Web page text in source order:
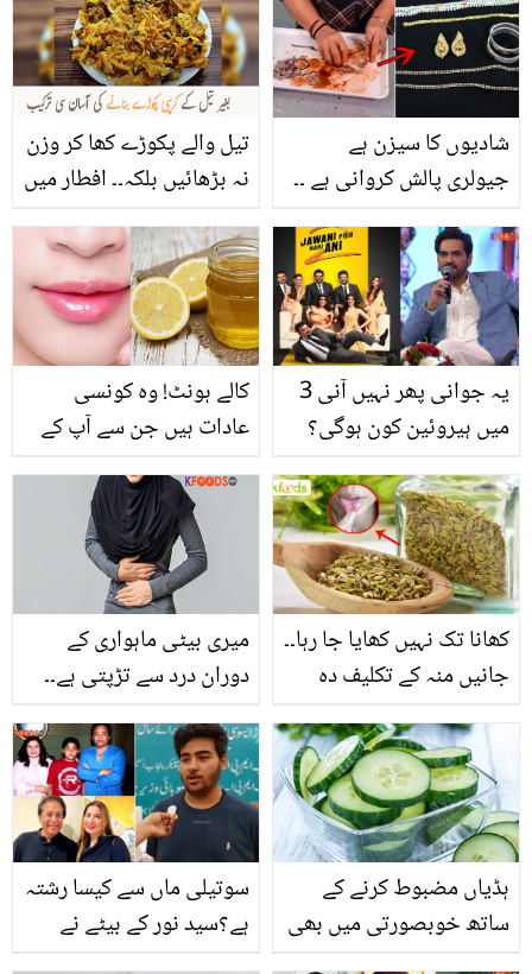
تیل والے پکوڑے کھا کر وزن
نہ بڑھائیں بلکہ۔۔ افطار میں
بنا کر سب کی داد لینے کی
آسان ترکیب
شادیوں کا سیزن ہے
جیولری پالش کروانی ہے ۔۔
باہر لے جانے کی ضرورت
نہیں! بلکہ گھر بیٹھے خود
ہی اس طریقے سے زیور
چمکائیں
کالے ہونٹ! وہ کونسی
عادات ہیں جن سے آپ کے
جانیں ان کو دوبارہ سے
گلابی بنانے کا آسان طریقہ
یہ جوانی پھر نہیں آنی 3
میں ہیروئین کون ہوگی؟
میری بیٹی ماہواری کے
دوران درد سے تڑپتی ہے۔۔
تھکن! ماہواری کی تکلیف
کو کم کرنے کے سادہ طریقے
کھانا تک نہیں کھایا جا رہا۔۔
جانیں منہ کے تکلیف دہ
سونف میں کیا ملا کر کھانا
چاہیئے؟
سوتیلی ماں سے کیسا رشتہ
ہے؟سید نور کے بیٹے نے
ہڈیاں مضبوط کرنے کے
ساتھ خوبصورتی میں بھی